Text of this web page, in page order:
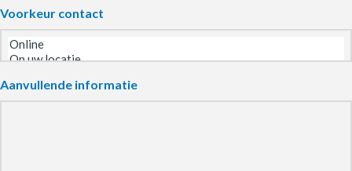
Voorkeur contact
Aanvullende informatie